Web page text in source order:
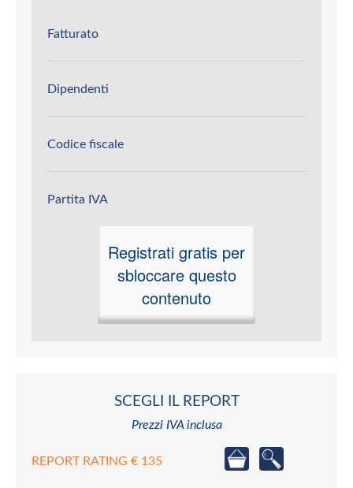
Fatturato
Dipendenti
Codice fiscale
Partita IVA
Registrati gratis per
sbloccare questo
contenuto
SCEGLI IL REPORT
Prezzi IVA inclusa
REPORT RATING € 135